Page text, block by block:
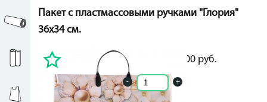
Пакет с пластмассовыми ручками "Глория"
36х34 см.
20.00 20.00 руб.
- +